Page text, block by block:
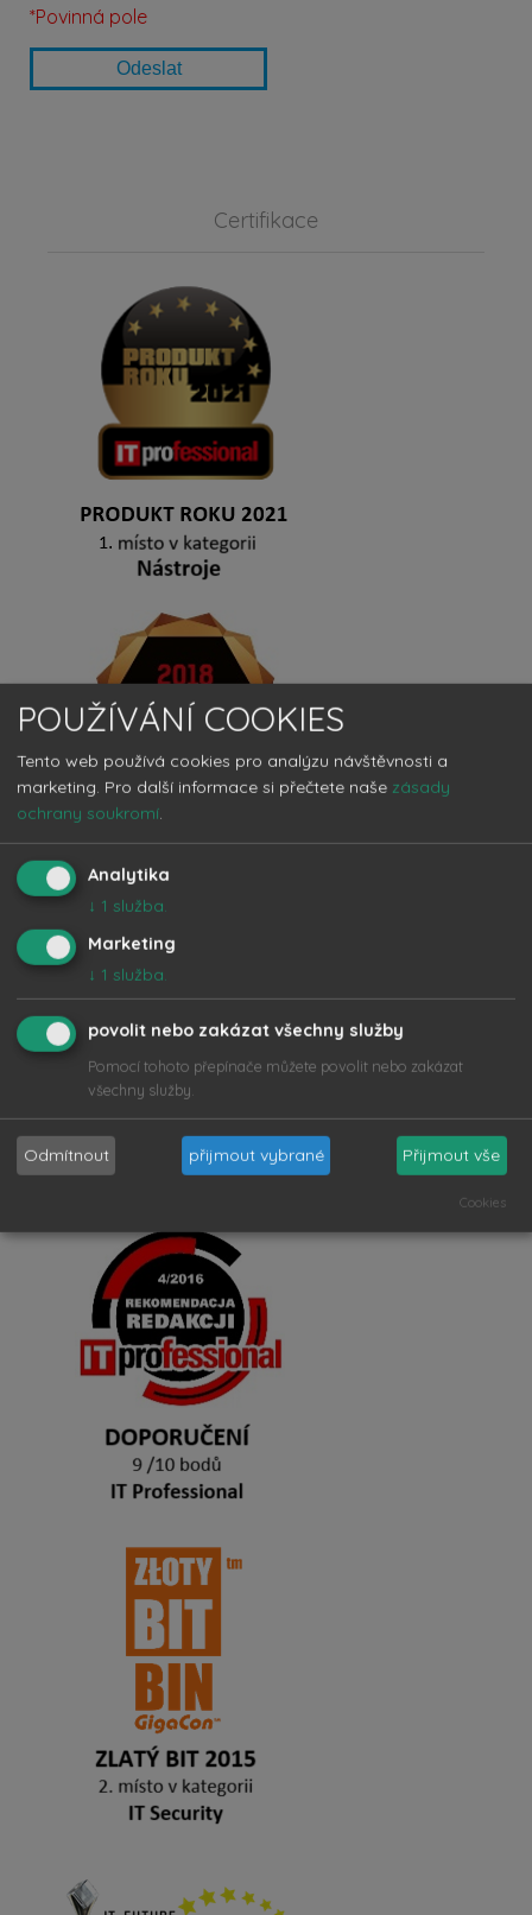
*Povinná pole
Certifikace
POUŽÍVÁNÍ COOKIES
Tento web používá cookies pro analýzu návštěvnosti a
marketing. Pro další informace si přečtete naše zásady
ochrany soukromí.
Analytika
↓ 1 služba.
Marketing
↓ 1 služba.
povolit nebo zakázat všechny služby
Pomocí tohoto přepínače můžete povolit nebo zakázat
všechny služby.
Odmítnout přijmout vybrané Přijmout vše
Cookies